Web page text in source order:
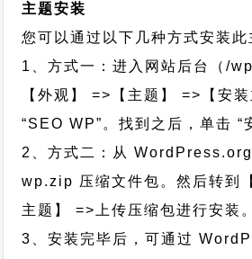
主题安装
您可以通过以下几种方式安装此
1、方式一：进入网站后台（/
【外观】 =>【主题】 =>【安
“SEO WP”。找到之后，单击 “
2、方式二：从
wp.zip 压缩文件包。然后转到
主题】 =>上传压缩包进行安装。
3、安装完毕后，可通过